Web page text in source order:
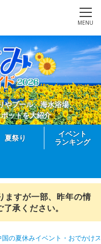
MENU
やプール、海水浴場、
ットを大紹介
夏祭り
イベント
ランキング
ますが一部、昨年の情
承ください。
国の夏休みイベント・おでかけ